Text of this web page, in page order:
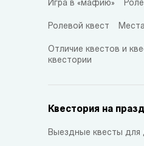
Игра в «мафию»
Ролевой квест
Отличие квестов и
квестории
Квестория на
Выездные квесты для